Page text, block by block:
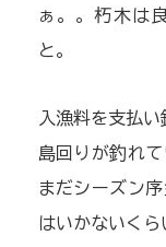
ぁ。。朽木は
と。
入漁料を支払い
島回りが釣れ
まだシーズン
はいかないくら